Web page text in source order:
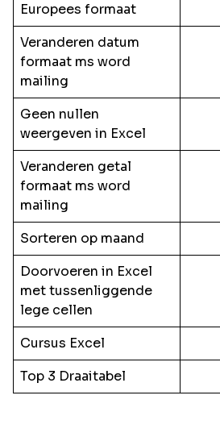
Europees formaat
Veranderen datum
formaat ms word
mailing
Geen nullen
weergeven in Excel
Veranderen getal
formaat ms word
mailing
Sorteren op maand
Doorvoeren in Excel
met tussenliggende
lege cellen
Cursus Excel
Top 3 Draaitabel